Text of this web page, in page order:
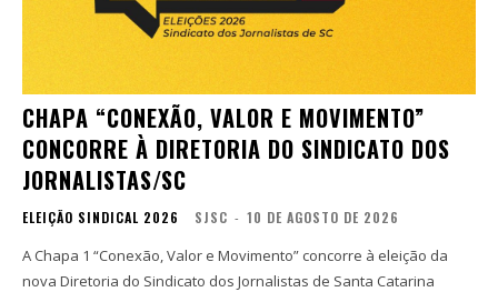
CHAPA “CONEXÃO, VALOR E MOVIMENTO”
CONCORRE À DIRETORIA DO SINDICATO DOS
JORNALISTAS/SC
ELEIÇÃO SINDICAL 2026 SJSC - 10 DE AGOSTO DE 2026
A Chapa 1 “Conexão, Valor e Movimento” concorre à eleição da
nova Diretoria do Sindicato dos Jornalistas de Santa Catarina